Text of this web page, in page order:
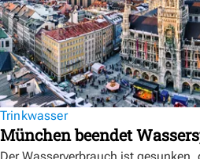
Trinkwasser
München beendet